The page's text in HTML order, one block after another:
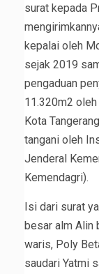
surat kepada
kepalai oleh
sejak 2019
pengaduan
11.320m2
Kota
tangani oleh
Jenderal
Kemendagri).
Isi dari surat
besar alm Alin
waris, Poly
saudari Yatmi